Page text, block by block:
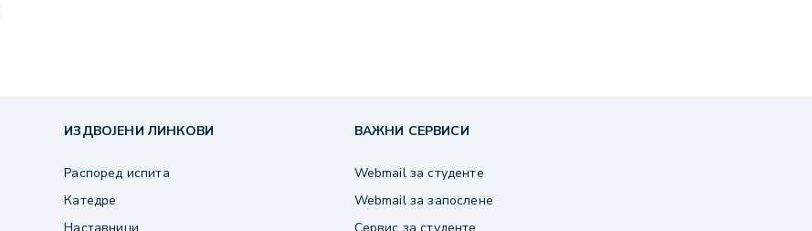
ИЗДВОЈЕНИ ЛИНКОВИ
Распоред испита
Катедре
ВАЖНИ СЕРВИСИ
Webmail за студенте
Webmail за запослене